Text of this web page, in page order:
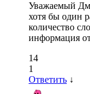
Уважаемый
хотя бы один
количество
информация от
14
1
Ответить ↓